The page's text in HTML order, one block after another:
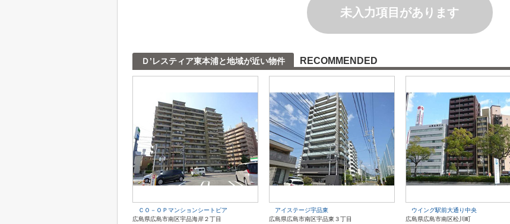
未入力項目があります
Ｄ’レスティア東本浦と地域が近い物件 RECOMMENDED
ＣＯ－ＯＰマンションシートピア
広島県広島市南区宇品海岸２丁目
アイステージ宇品東
広島県広島市南区宇品東３丁目
ウイング駅前大通り中央
広島県広島市南区松川町